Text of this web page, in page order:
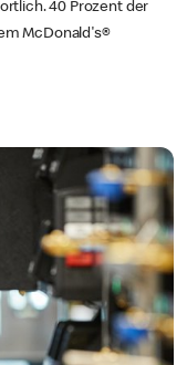
40 Prozent der
McDonald's®